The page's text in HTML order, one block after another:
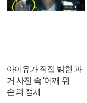
아이유가 직접 밝힌 과
거 사진 속 '어깨 위
손'의 정체